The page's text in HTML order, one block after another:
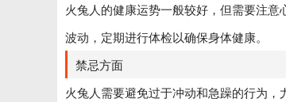
火兔人的健康运势一般较好，但需要注
波动，定期进行体检以确保身体健康。
禁忌方面
火兔人需要避免过于冲动和急躁的行为